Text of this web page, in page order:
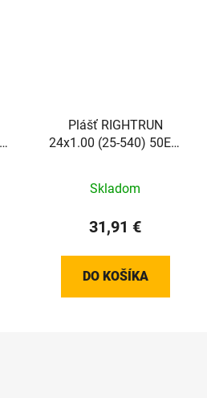
Plášť RIGHTRUN
24x1.00 (25-540) 50EPI
Skladom
31,91 €
DO KOŠÍKA